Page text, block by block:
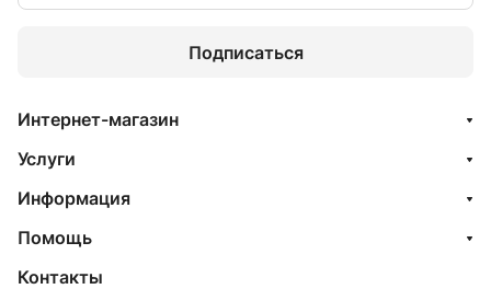
Подписаться
Интернет-магазин
Услуги
Информация
Помощь
Контакты